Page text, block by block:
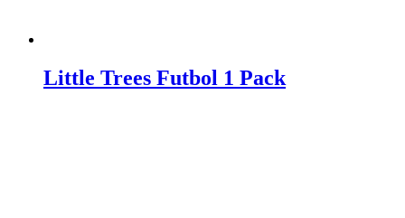
Little Trees Futbol 1 Pack